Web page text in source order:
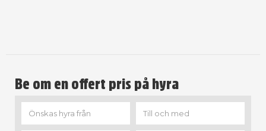
Be om en offert pris på hyra